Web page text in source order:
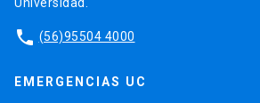
Universidad.
phone (56)95504 4000
EMERGENCIAS UC